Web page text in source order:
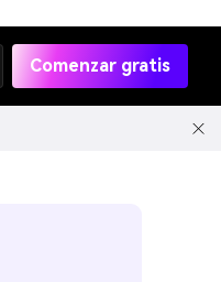
Comenzar gratis